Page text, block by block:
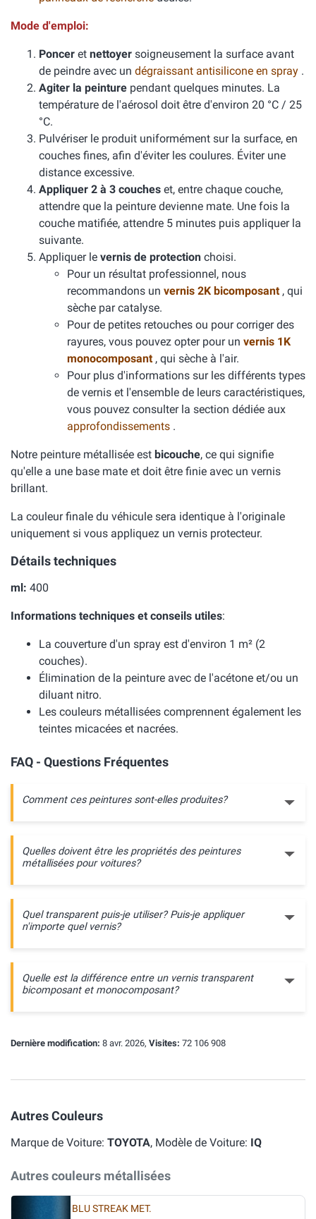
Mode d'emploi:
Poncer et nettoyer soigneusement la surface avant
de peindre avec un dégraissant antisilicone en spray .
Agiter la peinture pendant quelques minutes. La
température de l'aérosol doit être d'environ 20 °C / 25
°C.
Pulvériser le produit uniformément sur la surface, en
couches fines, afin d'éviter les coulures. Éviter une
distance excessive.
Appliquer 2 à 3 couches et, entre chaque couche,
attendre que la peinture devienne mate. Une fois la
couche matifiée, attendre 5 minutes puis appliquer la
suivante.
Appliquer le vernis de protection choisi.
Pour un résultat professionnel, nous
recommandons un vernis 2K bicomposant , qui
sèche par catalyse.
Pour de petites retouches ou pour corriger des
rayures, vous pouvez opter pour un vernis 1K
monocomposant , qui sèche à l'air.
Pour plus d'informations sur les différents types
de vernis et l'ensemble de leurs caractéristiques,
vous pouvez consulter la section dédiée aux
approfondissements .
Notre peinture métallisée est bicouche, ce qui signifie
qu'elle a une base mate et doit être finie avec un vernis
brillant.
La couleur finale du véhicule sera identique à l'originale
uniquement si vous appliquez un vernis protecteur.
Détails techniques
ml: 400
Informations techniques et conseils utiles:
La couverture d'un spray est d'environ 1 m² (2
couches).
Élimination de la peinture avec de l'acétone et/ou un
diluant nitro.
Les couleurs métallisées comprennent également les
teintes micacées et nacrées.
FAQ - Questions Fréquentes
Comment ces peintures sont-elles produites?
Quelles doivent être les propriétés des peintures
métallisées pour voitures?
Quel transparent puis-je utiliser? Puis-je appliquer
n'importe quel vernis?
Quelle est la différence entre un vernis transparent
bicomposant et monocomposant?
Dernière modification: 8 avr. 2026, Visites: 72 106 908
Autres Couleurs
Marque de Voiture: TOYOTA, Modèle de Voiture: IQ
Autres couleurs métallisées
BLU STREAK MET.